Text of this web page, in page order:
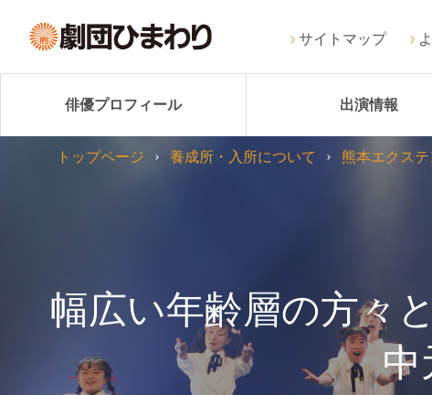
サイトマップ
俳優プロフィール 出演情報
幅広い年齢層の方々
中
トップページ 養成所・入所について 熊本エクス